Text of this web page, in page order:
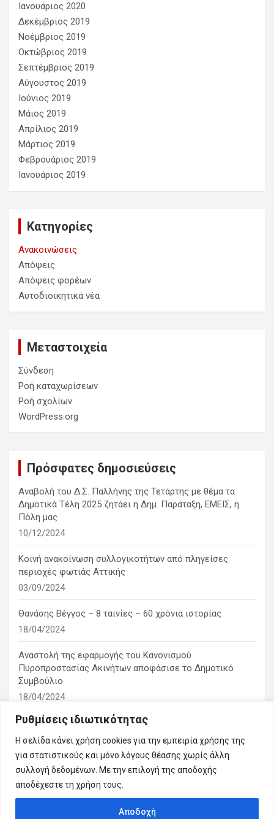
Ρυθμίσεις ιδιωτικότητας
Η σελίδα κάνει χρήση cookies για την εμπειρία χρήσης της
για στατιστικούς και μόνο λόγους θέασης χωρίς άλλη
συλλογή δεδομένων. Με την επιλογή της αποδοχής
αποδέχεστε τη χρήση τους.
Αποδοχή
Ιανουάριος 2020
Δεκέμβριος 2019
Νοέμβριος 2019
Οκτώβριος 2019
Σεπτέμβριος 2019
Αύγουστος 2019
Ιούνιος 2019
Μάιος 2019
Απρίλιος 2019
Μάρτιος 2019
Φεβρουάριος 2019
Ιανουάριος 2019
Kατηγορίες
Ανακοινώσεις
Απόψεις
Απόψεις φορέων
Αυτοδιοικητικά νέα
Μεταστοιχεία
Σύνδεση
Ροή καταχωρίσεων
Ροή σχολίων
WordPress.org
Πρόσφατες δημοσιεύσεις
Αναβολή του Δ.Σ. Παλλήνης της Τετάρτης με θέμα τα
Δημοτικά Τέλη 2025 ζητάει η Δημ. Παράταξη, ΕΜΕΙΣ, η
Πόλη μας
10/12/2024
Κοινή ανακοίνωση συλλογικοτήτων από πληγείσες
περιοχές φωτιάς Αττικής
03/09/2024
Θανάσης Βέγγος – 8 ταινίες – 60 χρόνια ιστορίας
18/04/2024
Αναστολή της εφαρμογής του Κανονισμού
Πυροπροστασίας Ακινήτων αποφάσισε το Δημοτικό
Συμβούλιο
18/04/2024
1η ειδική συνεδρίαση λογοδοσίας του δημοτικού
συμβουλίου
10/03/2024